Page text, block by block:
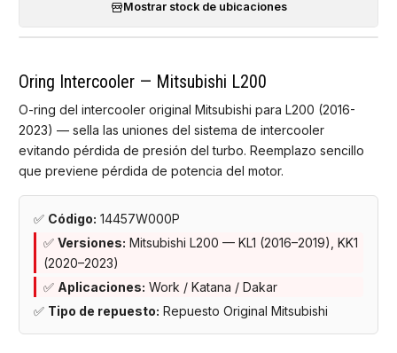
Mostrar stock de ubicaciones
Oring Intercooler — Mitsubishi L200
O-ring del intercooler original Mitsubishi para L200 (2016-
2023) — sella las uniones del sistema de intercooler
evitando pérdida de presión del turbo. Reemplazo sencillo
que previene pérdida de potencia del motor.
✅ Código: 14457W000P
✅ Versiones: Mitsubishi L200 — KL1 (2016–2019), KK1
(2020–2023)
✅ Aplicaciones: Work / Katana / Dakar
✅ Tipo de repuesto: Repuesto Original Mitsubishi